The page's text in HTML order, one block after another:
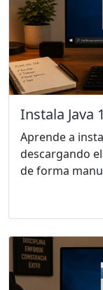
Instala Java
Aprende a
descargando
de forma